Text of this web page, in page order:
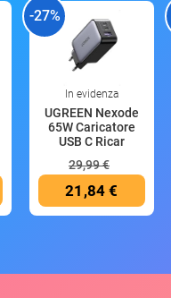
-27%
In evidenza
UGREEN Nexode
65W Caricatore
USB C Ricar
29,99 €
21,84 €